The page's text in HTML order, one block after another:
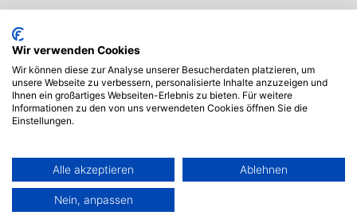
My account
© 2004 - 2026 Zeltstoff.com.
Menu Suche Warenkorb
Wir verwenden Cookies
Wir können diese zur Analyse unserer Besucherdaten platzieren, um
unsere Webseite zu verbessern, personalisierte Inhalte anzuzeigen und
Ihnen ein großartiges Webseiten-Erlebnis zu bieten. Für weitere
Informationen zu den von uns verwendeten Cookies öffnen Sie die
Einstellungen.
Alle akzeptieren Ablehnen
Nein, anpassen